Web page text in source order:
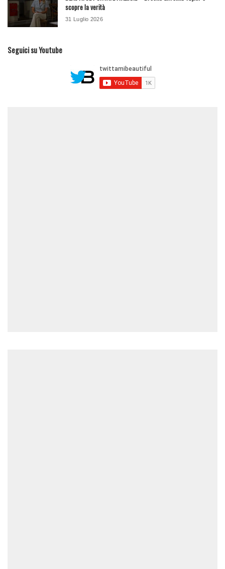
scopre la verità
31 Luglio 2026
Seguici su Youtube